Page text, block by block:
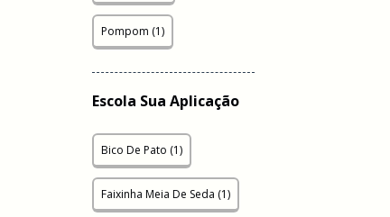
Pompom (1)
Escola Sua Aplicação
Bico De Pato (1)
Faixinha Meia De Seda (1)